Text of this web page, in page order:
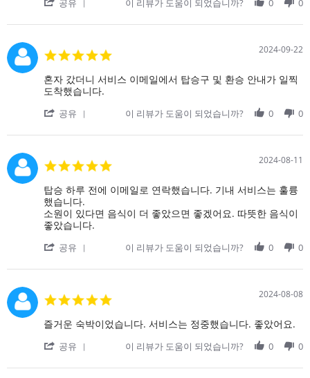
으
에
캐
나
다
비
즈
니
스
클
를
용
했
는
데
대
는
리
매
우
실
망
러
공유
Review
on
20
Oct
2024
이 리뷰가 도움이 되었습니까? 0 0
rating
2024-09-22
Review
by
22
2024
review
stating
자
더
서
비
스
이
메
일
에
서
탑
승
혼자 갔더니 서비스 이메일에서 탑승구 및 환승 안내가 일찍
도착했습니다.
공유
Review
on
22
Sep
2024
이 리뷰가 도움이 되었습니까? 0 0
rating
2024-08-11
Review
by
on
11
2024
review
stating
탑
승
루
에
메
일
로
연
락
하
세
탑승 하루 전에 이메일로 연락했습니다. 기내 서비스는 훌륭
했습니다.
소원이 있다면 음식이 더 좋았으면 좋겠어요. 따뜻한 음식이
좋았습니다.
공유
Review
on
11
Aug
2024
이 리뷰가 도움이 되었습니까? 0 0
rating
2024-08-08
Review
on
Aug
review
즐
운
즐거운 숙박이었습니다. 서비스는 정중했습니다. 좋았어요.
공유
Review
이 리뷰가 도움이 되었습니까? 0 0